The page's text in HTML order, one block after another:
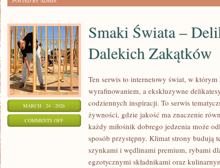
MARCH - 24 - 2026
COMMENTS OFFON
Smaki Świata –
Dalekich Zakątków
Ten serwis to internetowy świat, w którym
wyrafinowaniem, a ekskluzywne
codziennych inspiracji. To serwis
żywności, gdzie jakość ma znaczenie
każdy miłośnik dobrego jedzenia może
sposób przystępny. Klimat strony budują
szynkami i wędlinami premium, rybami
egzotycznymi składnikami oraz